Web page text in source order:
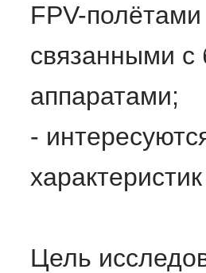
FPV-
связанными с
аппаратами;
-
Цель